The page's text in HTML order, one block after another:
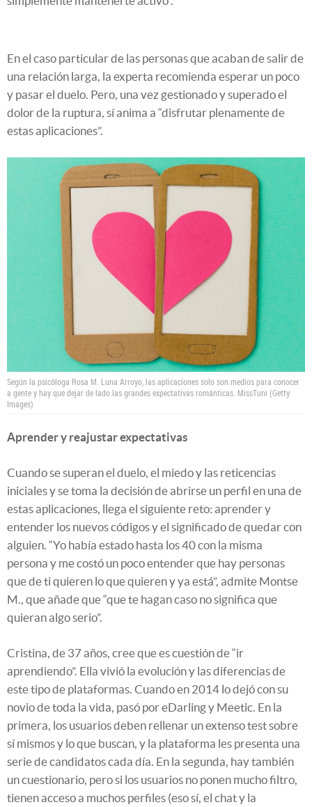
En el caso particular de las personas que acaban de salir de
una relación larga, la experta recomienda esperar un poco
y pasar el duelo. Pero, una vez gestionado y superado el
dolor de la ruptura, sí anima a “disfrutar plenamente de
estas aplicaciones”.
Según la psicóloga Rosa M. Luna Arroyo, las aplicaciones solo son medios para conocer
a gente y hay que dejar de lado las grandes expectativas románticas. MissTuni (Getty
Images)
Aprender y reajustar expectativas
Cuando se superan el duelo, el miedo y las reticencias
iniciales y se toma la decisión de abrirse un perfil en una de
estas aplicaciones, llega el siguiente reto: aprender y
entender los nuevos códigos y el significado de quedar con
alguien. “Yo había estado hasta los 40 con la misma
persona y me costó un poco entender que hay personas
que de ti quieren lo que quieren y ya está”, admite Montse
M., que añade que “que te hagan caso no significa que
quieran algo serio”.
Cristina, de 37 años, cree que es cuestión de “ir
aprendiendo”. Ella vivió la evolución y las diferencias de
este tipo de plataformas. Cuando en 2014 lo dejó con su
novio de toda la vida, pasó por eDarling y Meetic. En la
primera, los usuarios deben rellenar un extenso test sobre
sí mismos y lo que buscan, y la plataforma les presenta una
serie de candidatos cada día. En la segunda, hay también
un cuestionario, pero si los usuarios no ponen mucho filtro,
tienen acceso a muchos perfiles (eso sí, el chat y la